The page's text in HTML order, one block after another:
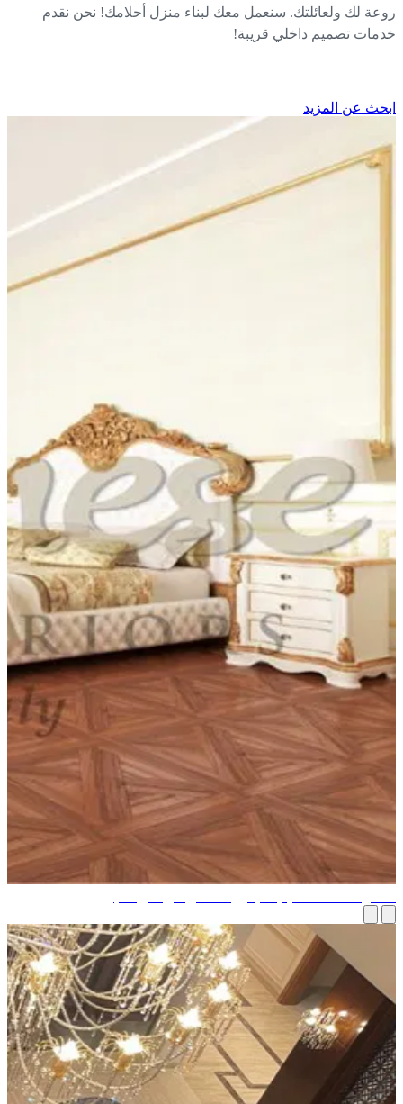
لك ولعائلتك. سنعمل معك لبناء منزل أحلامك! نحن نقدم
تصميم داخلي قريبة!
عن المزيد